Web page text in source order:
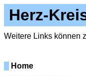
Herz-
Weitere Links können
Home